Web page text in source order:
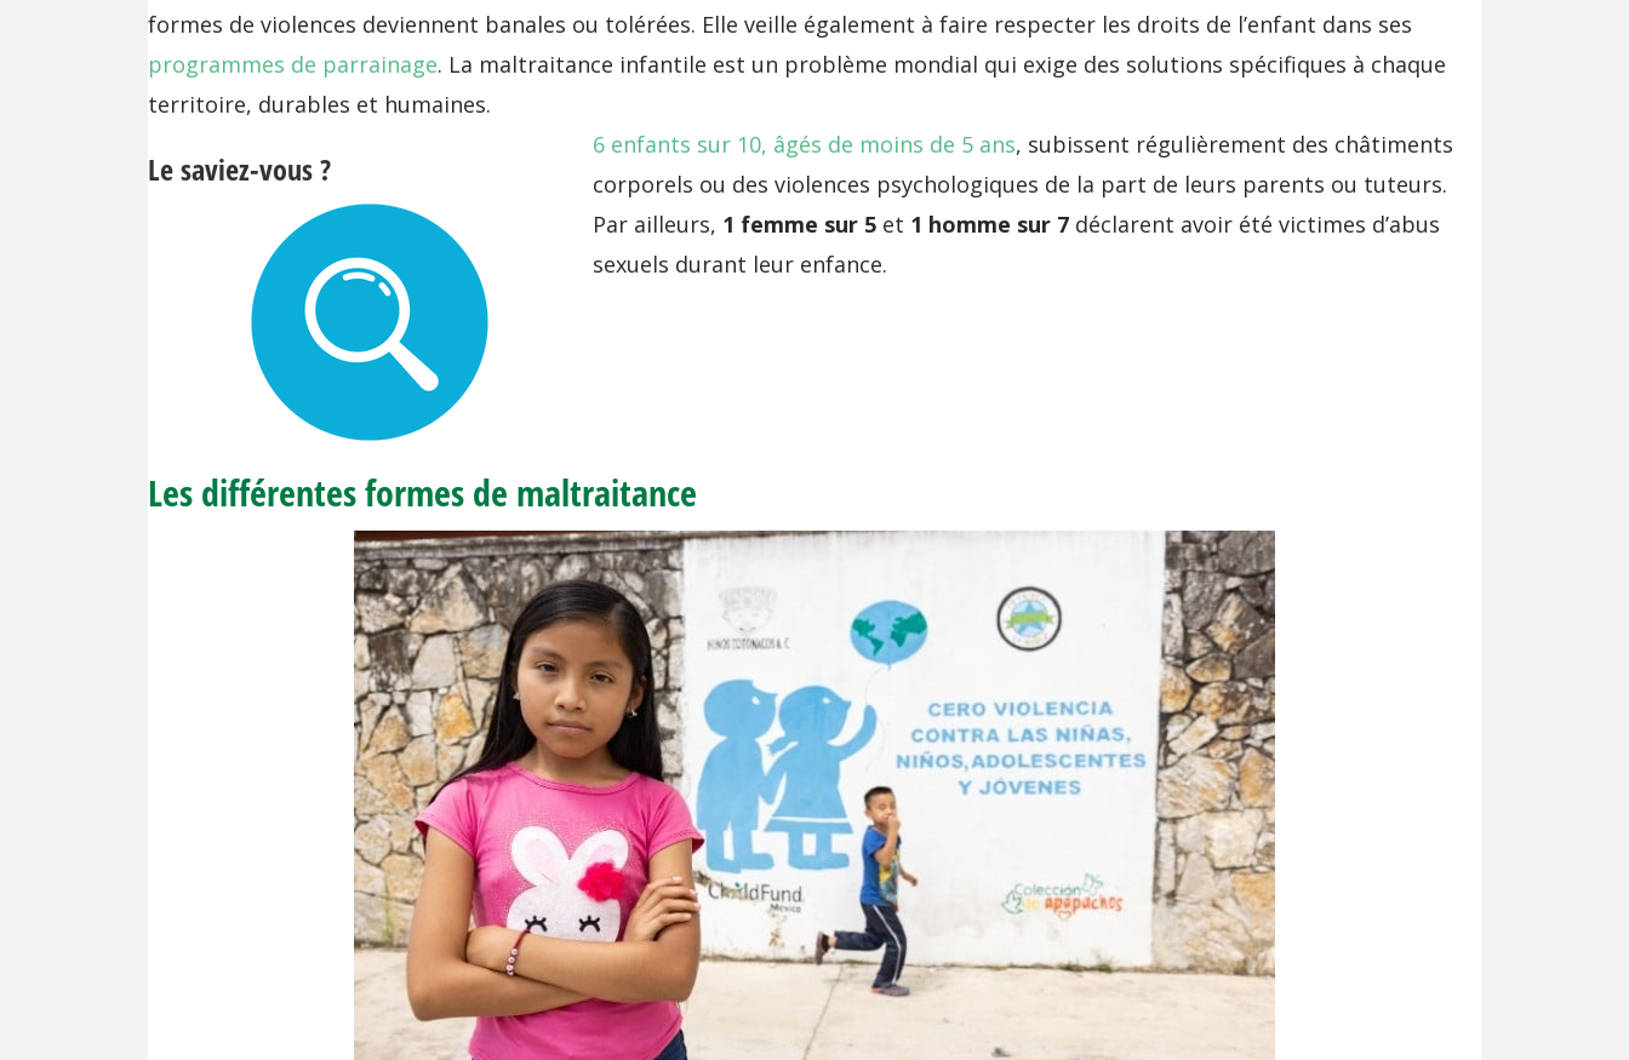
formes de violences deviennent banales ou tolérées. Elle veille également à faire respecter les droits de l’enfant dans ses
programmes de parrainage. La maltraitance infantile est un problème mondial qui exige des solutions spécifiques à chaque
territoire, durables et humaines.
Le saviez-vous ?
6 enfants sur 10, âgés de moins de 5 ans, subissent régulièrement des châtiments
corporels ou des violences psychologiques de la part de leurs parents ou tuteurs.
Par ailleurs, 1 femme sur 5et 1 homme sur 7déclarent avoir été victimes d’abus
sexuels durant leur enfance.
Les différentes formes de maltraitance